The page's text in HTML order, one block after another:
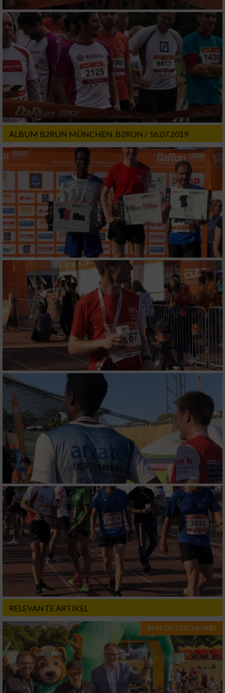
ALBUM B2RUN MÜNCHEN, B2RUN / 16.07.2019
RELEVANTE ARTIKEL
RUN-DEUTSCHLAND